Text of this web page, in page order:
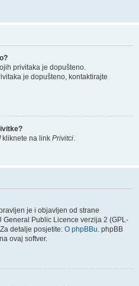
privitaka je dopušteno.
je dopušteno, kontaktirajte
kliknete na link Privitci.
je i objavljen od strane
General Public Licence verzija 2 (GPL-
detalje posjetite: O phpBBu. phpBB
ovaj softver.